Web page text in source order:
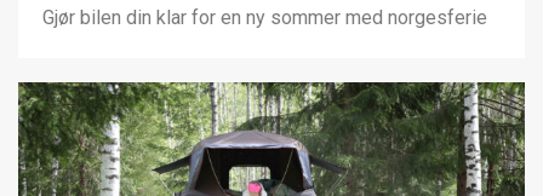
Gjør bilen din klar for en ny sommer med norgesferie